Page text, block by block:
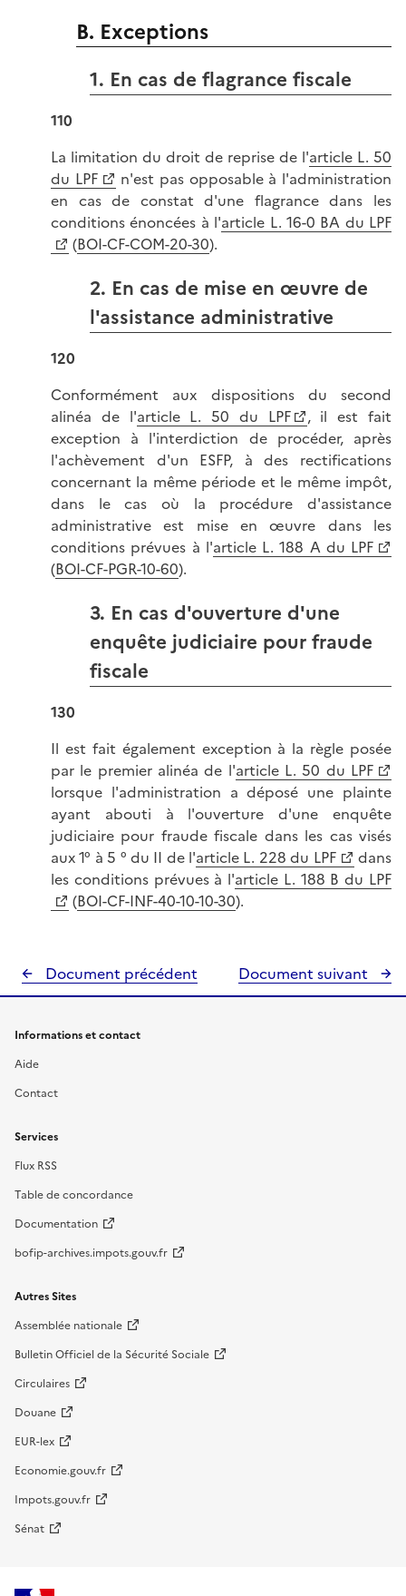
B. Exceptions
1. En cas de flagrance fiscale
110
La limitation du droit de reprise de l'article L. 50
du LPF
n'est pas opposable à l'administration
en cas de constat d'une flagrance dans les
conditions énoncées à l'article L. 16-0 BA du LPF
(BOI-CF-COM-20-30).
2. En cas de mise en œuvre de
l'assistance administrative
120
Conformément aux dispositions du second
alinéa de l'article L. 50 du LPF
, il est fait
exception à l'interdiction de procéder, après
l'achèvement d'un ESFP, à des rectifications
concernant la même période et le même impôt,
dans le cas où la procédure d'assistance
administrative est mise en œuvre dans les
conditions prévues à l'article L. 188 A du LPF
(BOI-CF-PGR-10-60).
3. En cas d'ouverture d'une
enquête judiciaire pour fraude
fiscale
130
Il est fait également exception à la règle posée
par le premier alinéa de l'article L. 50 du LPF
lorsque l'administration a déposé une plainte
ayant abouti à l'ouverture d'une enquête
judiciaire pour fraude fiscale dans les cas visés
aux 1° à 5 ° du II de l'article L. 228 du LPF
dans
les conditions prévues à l'article L. 188 B du LPF
(BOI-CF-INF-40-10-10-30).
Document précédent Document suivant
Informations et contact
Aide
Contact
Services
Flux RSS
Table de concordance
Documentation
bofip-archives.impots.gouv.fr
Autres Sites
Assemblée nationale
Bulletin Officiel de la Sécurité Sociale
Circulaires
Douane
EUR-lex
Economie.gouv.fr
Impots.gouv.fr
Sénat